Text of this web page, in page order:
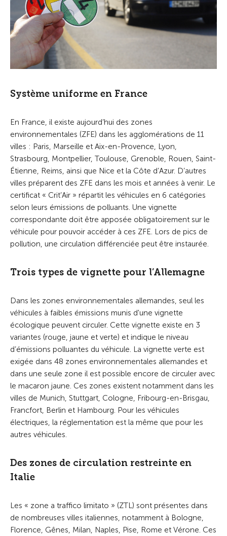
Système uniforme en France
En France, il existe aujourd’hui des zones
environnementales (ZFE) dans les agglomérations de 11
villes : Paris, Marseille et Aix-en-Provence, Lyon,
Strasbourg, Montpellier, Toulouse, Grenoble, Rouen, Saint-
Étienne, Reims, ainsi que Nice et la Côte d’Azur. D’autres
villes préparent des ZFE dans les mois et années à venir. Le
certificat « Crit’Air » répartit les véhicules en 6 catégories
selon leurs émissions de polluants. Une vignette
correspondante doit être apposée obligatoirement sur le
véhicule pour pouvoir accéder à ces ZFE. Lors de pics de
pollution, une circulation différenciée peut être instaurée.
Trois types de vignette pour l’Allemagne
Dans les zones environnementales allemandes, seul les
véhicules à faibles émissions munis d'une vignette
écologique peuvent circuler. Cette vignette existe en 3
variantes (rouge, jaune et verte) et indique le niveau
d’émissions polluantes du véhicule. La vignette verte est
exigée dans 48 zones environnementales allemandes et
dans une seule zone il est possible encore de circuler avec
le macaron jaune. Ces zones existent notamment dans les
villes de Munich, Stuttgart, Cologne, Fribourg-en-Brisgau,
Francfort, Berlin et Hambourg. Pour les véhicules
électriques, la réglementation est la même que pour les
autres véhicules.
Des zones de circulation restreinte en
Italie
Les « zone a traffico limitato » (ZTL) sont présentes dans
de nombreuses villes italiennes, notamment à Bologne,
Florence, Gênes, Milan, Naples, Pise, Rome et Vérone. Ces